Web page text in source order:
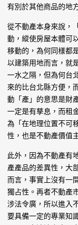
有別於其他商品的地
從不動產本身來說，
動，縱使房屋本體可
移動的，為何同樣都
以建築用地而言，就
一水之隔，但為何台
來的比台北縣方便，
動「產」的意思是財
一定是有孳息，而租
為「在地理位置不可
性，也是不動產價值
此外，因為不動產有
產產品的差異性，大
而言，事實上沒有一
獨占性。再者不動產
涉法令廣，所以進入
要具備一定的專業知